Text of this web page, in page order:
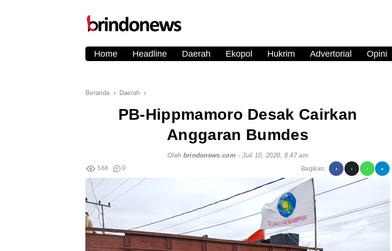
Home Headline Daerah Ekopol Hukrim Advertorial Opini
Beranda Daerah
PB-Hippmamoro Desak Cairkan
Anggaran Bumdes
Oleh brindonews.com - Juli 10, 2020, 8:47 am
568 0 Bagikan: